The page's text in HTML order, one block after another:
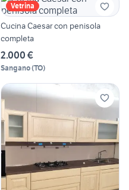
Vetrina
Cucina Caesar con penisola
completa
2.000 €
Sangano(TO)